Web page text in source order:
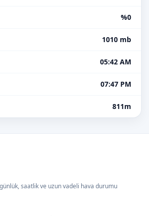
%0
1010 mb
05:42 AM
07:47 PM
811m
saatlik ve uzun vadeli hava durumu